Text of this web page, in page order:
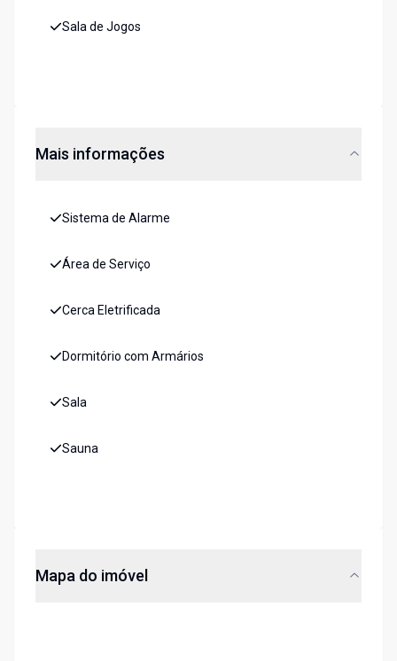
Sala de Jogos
Mais informações
Sistema de Alarme
Área de Serviço
Cerca Eletrificada
Dormitório com Armários
Sala
Sauna
Mapa do imóvel